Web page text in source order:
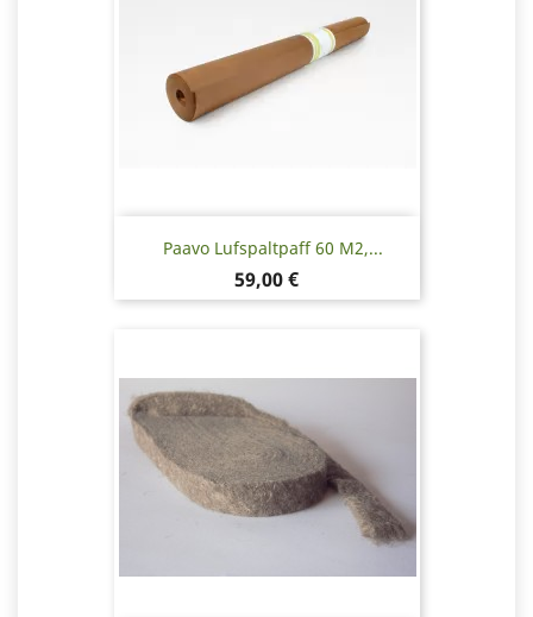
Paavo Lufspaltpaff 60 M2,...
Pris
59,00 €